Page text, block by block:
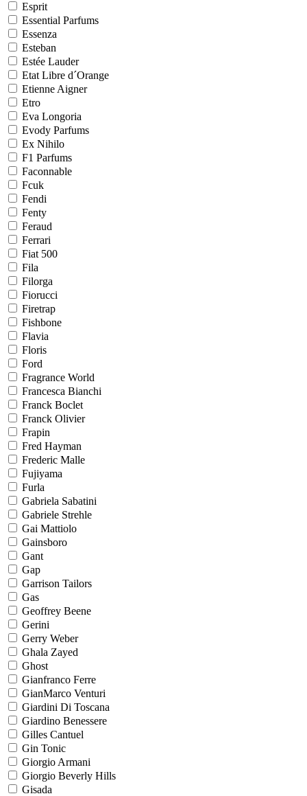
Esprit
Essential Parfums
Essenza
Esteban
Estée Lauder
Etat Libre d´Orange
Etienne Aigner
Etro
Eva Longoria
Evody Parfums
Ex Nihilo
F1 Parfums
Faconnable
Fcuk
Fendi
Fenty
Feraud
Ferrari
Fiat 500
Fila
Filorga
Fiorucci
Firetrap
Fishbone
Flavia
Floris
Ford
Fragrance World
Francesca Bianchi
Franck Boclet
Franck Olivier
Frapin
Fred Hayman
Frederic Malle
Fujiyama
Furla
Gabriela Sabatini
Gabriele Strehle
Gai Mattiolo
Gainsboro
Gant
Gap
Garrison Tailors
Gas
Geoffrey Beene
Gerini
Gerry Weber
Ghala Zayed
Ghost
Gianfranco Ferre
GianMarco Venturi
Giardini Di Toscana
Giardino Benessere
Gilles Cantuel
Gin Tonic
Giorgio Armani
Giorgio Beverly Hills
Gisada